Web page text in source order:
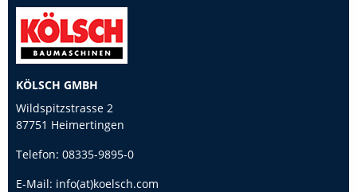
KÖLSCH GMBH
Wildspitzstrasse 2
87751 Heimertingen
Telefon: 08335-9895-0
E-Mail: info(at)koelsch.com